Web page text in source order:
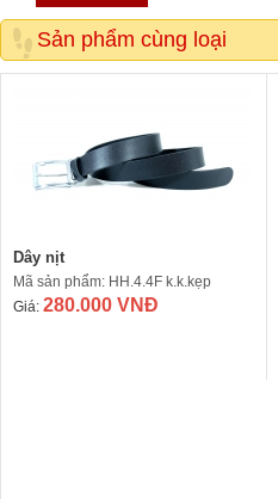
Sản phẩm cùng loại
Dây nịt
Mã sản phẩm: HH.4.4F k.k.kẹp
Giá: 280.000 VNĐ